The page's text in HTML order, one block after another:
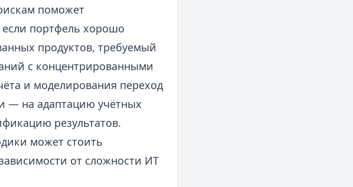
поможет
портфель хорошо
продуктов, требуемый
с концентрированными
и моделирования переход
— на адаптацию учётных
результатов.
может стоить
от сложности ИТ